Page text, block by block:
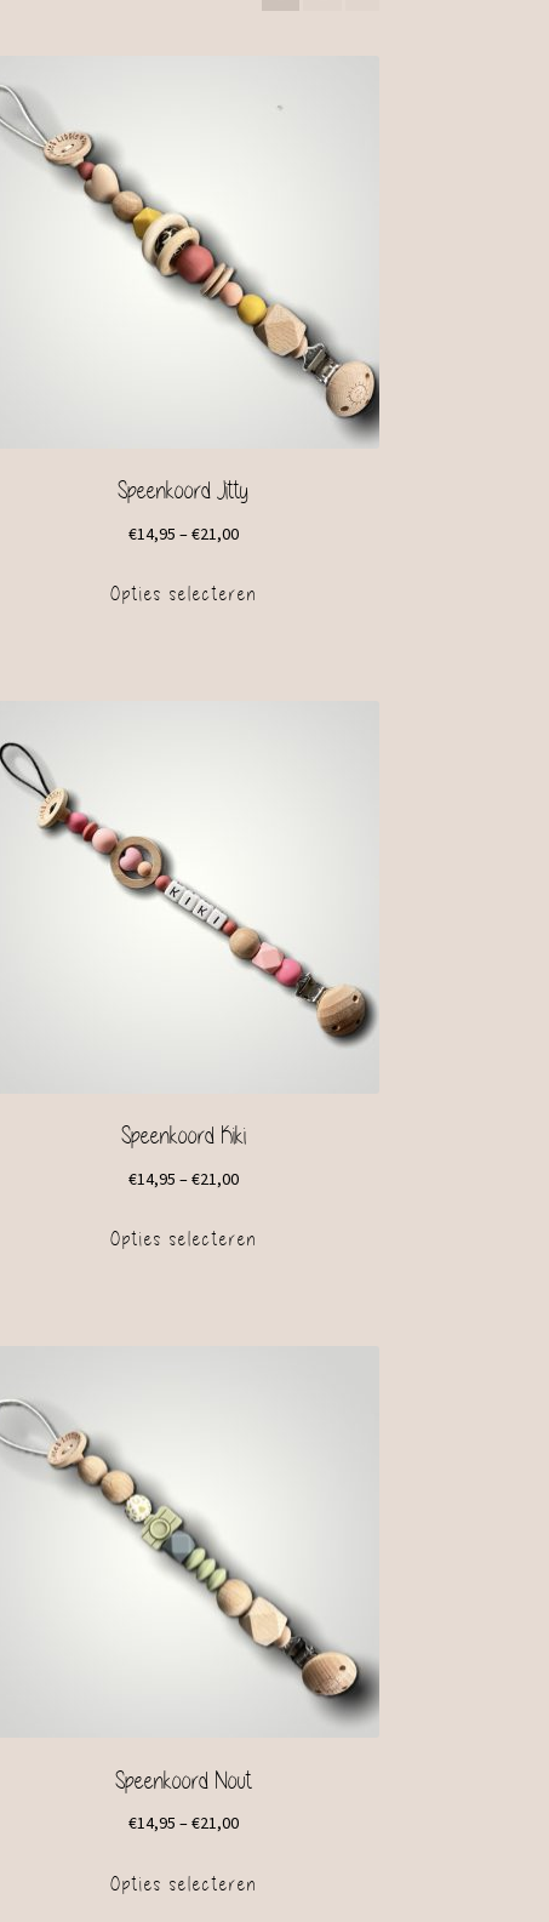
Speenkoord Jitty
€14,95 –€21,00
Opties selecteren
Speenkoord Kiki
€14,95 –€21,00
Opties selecteren
Speenkoord Nout
€14,95 –€21,00
Opties selecteren